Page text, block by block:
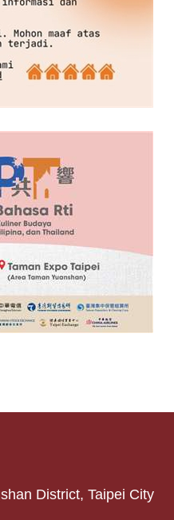
District, Taipei City